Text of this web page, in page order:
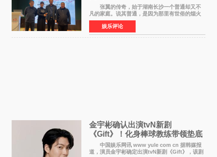
张翼的传奇，始于湖南长沙一个普通却又不
凡的家庭。说其普通，是因为那里有世俗的烟火
气；说其不凡，是因为家中有一位洞悉天地玄机
的长者——他的爷爷。作为当地的风水师，爷爷
是张翼走进易学
娱乐评论
金宇彬确认出演tvN新剧
《Gift》！化身棒球教练带领垫底
球队逆袭
中国娱乐网讯 www yule com cn 据韩媒报
道，演员金宇彬确定出演tvN新剧《Gift》，该剧